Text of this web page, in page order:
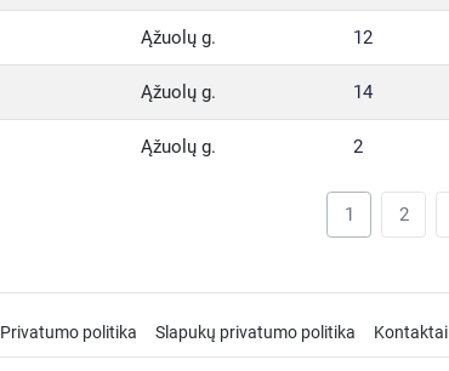
Ąžuolų g. 12
Ąžuolų g. 14
Ąžuolų g. 2
1 2
Privatumo politika Slapukų privatumo politika Kontaktai